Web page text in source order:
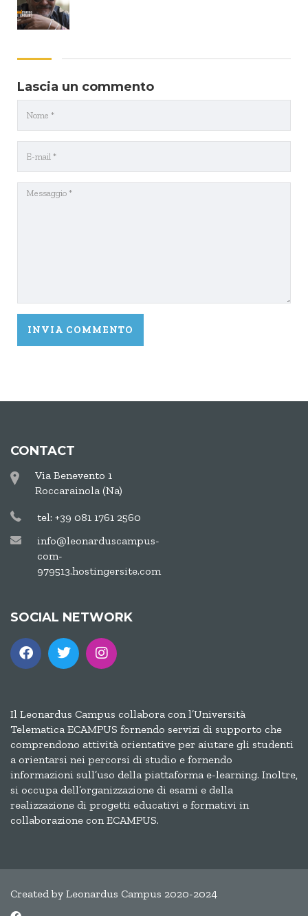
Lascia un commento
CONTACT
Via Benevento 1
Roccarainola (Na)
tel: +39 081 1761 2560
info@leonarduscampus-
com-
979513.hostingersite.com
SOCIAL NETWORK
Il Leonardus Campus collabora con l’Università
Telematica ECAMPUS fornendo servizi di supporto che
comprendono attività orientative per aiutare gli studenti
a orientarsi nei percorsi di studio e fornendo
informazioni sull’uso della piattaforma e-learning. Inoltre,
si occupa dell’organizzazione di esami e della
realizzazione di progetti educativi e formativi in
collaborazione con ECAMPUS.
Created by Leonardus Campus 2020-2024